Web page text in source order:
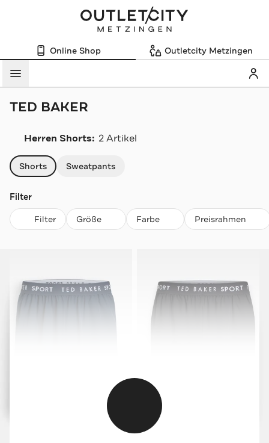
Online Shop Outletcity Metzingen
Menü
TED BAKER
Herren Shorts: 2 Artikel
Shorts Sweatpants
Filter
Filter Größe Farbe Preisrahmen